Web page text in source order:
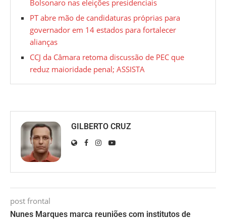
Bolsonaro nas eleições presidenciais
PT abre mão de candidaturas próprias para
governador em 14 estados para fortalecer
alianças
CCJ da Câmara retoma discussão de PEC que
reduz maioridade penal; ASSISTA
GILBERTO CRUZ
post frontal
Nunes Marques marca reuniões com institutos de